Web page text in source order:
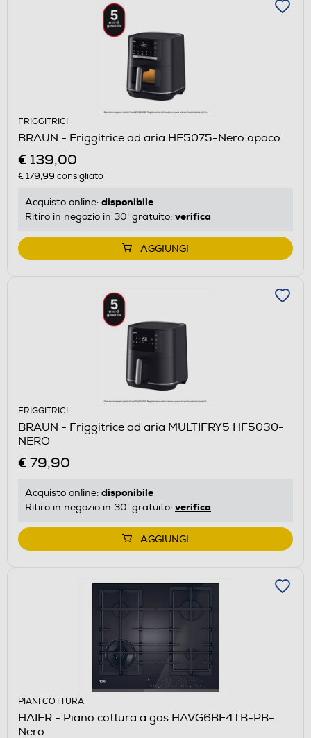
FRIGGITRICI
BRAUN - Friggitrice ad aria HF5075-Nero opaco
€ 139,00
€ 179,99 consigliato
Acquisto online: disponibile
Ritiro in negozio in 30' gratuito: verifica
AGGIUNGI
FRIGGITRICI
BRAUN - Friggitrice ad aria MULTIFRY5 HF5030-
NERO
€ 79,90
Acquisto online: disponibile
Ritiro in negozio in 30' gratuito: verifica
AGGIUNGI
PIANI COTTURA
HAIER - Piano cottura a gas HAVG6BF4TB-PB-
Nero